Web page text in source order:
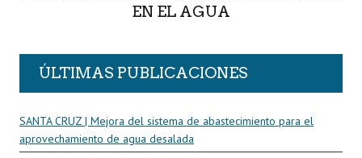
EN EL AGUA
ÚLTIMAS PUBLICACIONES
SANTA CRUZ | Mejora del sistema de abastecimiento para el
aprovechamiento de agua desalada